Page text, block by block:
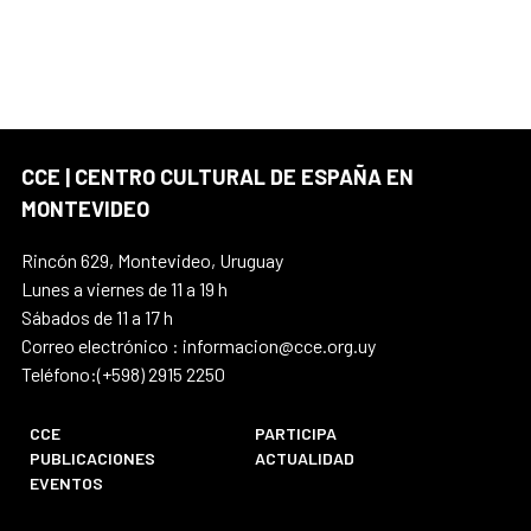
CCE | CENTRO CULTURAL DE ESPAÑA EN
MONTEVIDEO
Rincón 629, Montevideo, Uruguay
Lunes a viernes de 11 a 19 h
Sábados de 11 a 17 h
Correo electrónico : informacion@cce.org.uy
Teléfono:(+598) 2915 2250
CCE
PARTICIPA
PUBLICACIONES
ACTUALIDAD
EVENTOS